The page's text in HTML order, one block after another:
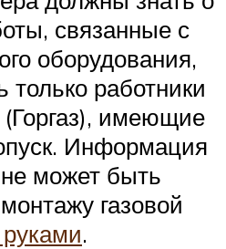
связанные с
оборудования,
только работники
имеющие
Информация
может быть
газовой
.